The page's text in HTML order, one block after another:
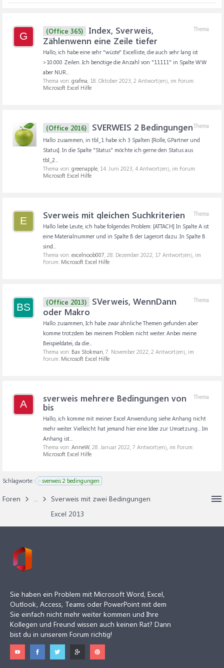
G
Thema
(Office 365)
Index, Sverweis,
Zählenwenn eine Zeile tiefer
Hallo, ich habe eine sehr "wüste" Excelliste, die auch sehr lang ist
>10.000 Zeilen. Ich benötige die Anzahl von "11111" in Spalte W:W
aber NUR...
Thema von: grafma, 18. Oktober 2023, 2 Antwort(en), im Forum:
Microsoft Excel Hilfe
Thema
(Office 2016) SVERWEIS 2 Bedingungen
Hallo zusammen, in tbl_1 habe ich 3 Spalten [Rolle, GPartner und
Status]. In die Spalte "Status" möchte ich gerne den Status aus
tbl_2...
Thema von: greenapple, 14. Juni 2023, 4 Antwort(en), im Forum:
Microsoft Excel Hilfe
E
Thema
Sverweis mit gleichen Suchkriterien
Hallo liebe Leute, ich habe folgendes Problem: [ATTACH] In Spalte A ist
eine Materialnummer und in Spalte B der Lagerort dazu. In Spalte B
sind...
Thema von: excelnoob007, 28. Dezember 2022, 17 Antwort(en), im
Forum: Microsoft Excel Hilfe
BS
Thema
(Office 2013)
SVerweis, WennDann
oder Makro
Hallo zusammen, Ich habe zwar ähnliche Themen gefunden aber
komme trotzdem bei meinem Problem nicht weiter. Anbei meine
Beispieldatei, da die...
Thema von: Bax Stokman, 7. November 2022, 2 Antwort(en), im
Forum: Microsoft Excel Hilfe
A
Thema
sverweis mehrere Bedingungen von
bis
Hallo, ich komme mit meiner Excel Anwendung siehe Anhang nicht
mehr weiter. Vielleicht hat jemand hier eine Idee zur Umsetzung... Im
Anhang ist...
Thema von: AnneW, 28. Januar 2022, 7 Antwort(en), im Forum:
Microsoft Excel Hilfe
Schlagworte: sverweis 2 bedingungen
Foren ...
Sverweis mit zwei Bedingungen
Excel 2013
Sie haben ein Problem mit Microsoft Word, Excel,
Outlook, Access, Teams oder PowerPoint mit dem
Sie einfach nicht mehr weiter kommen und Ihre
Kollegen und Freund wissen auch keinen Rat? Dann
bist du in unserem Forum richtig!